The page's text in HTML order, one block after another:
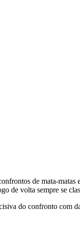
de mata-
de volta sempre se
do confronto com